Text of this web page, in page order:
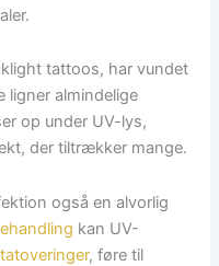
tattoos, har vundet
ligner almindelige
op under UV-lys,
der tiltrækker mange.
også en alvorlig
kan UV-
tatoveringer, føre til